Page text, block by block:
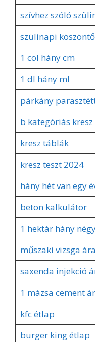
szívhez szóló
szülinapi köszöntő
1 col hány cm
1 dl hány ml
párkány
b kategóriás kresz
kresz táblák
kresz teszt 2024
hány hét van egy
beton kalkulátor
1 hektár hány
műszaki vizsga ára
saxenda injekció
1 mázsa cement
kfc étlap
burger king étlap